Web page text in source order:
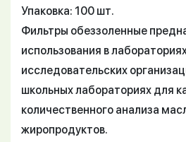
Упаковка: 100 шт.
Фильтры обеззоленные
использования в
исследовательских
школьных лабораториях для
количественного анализа
жиропродуктов.